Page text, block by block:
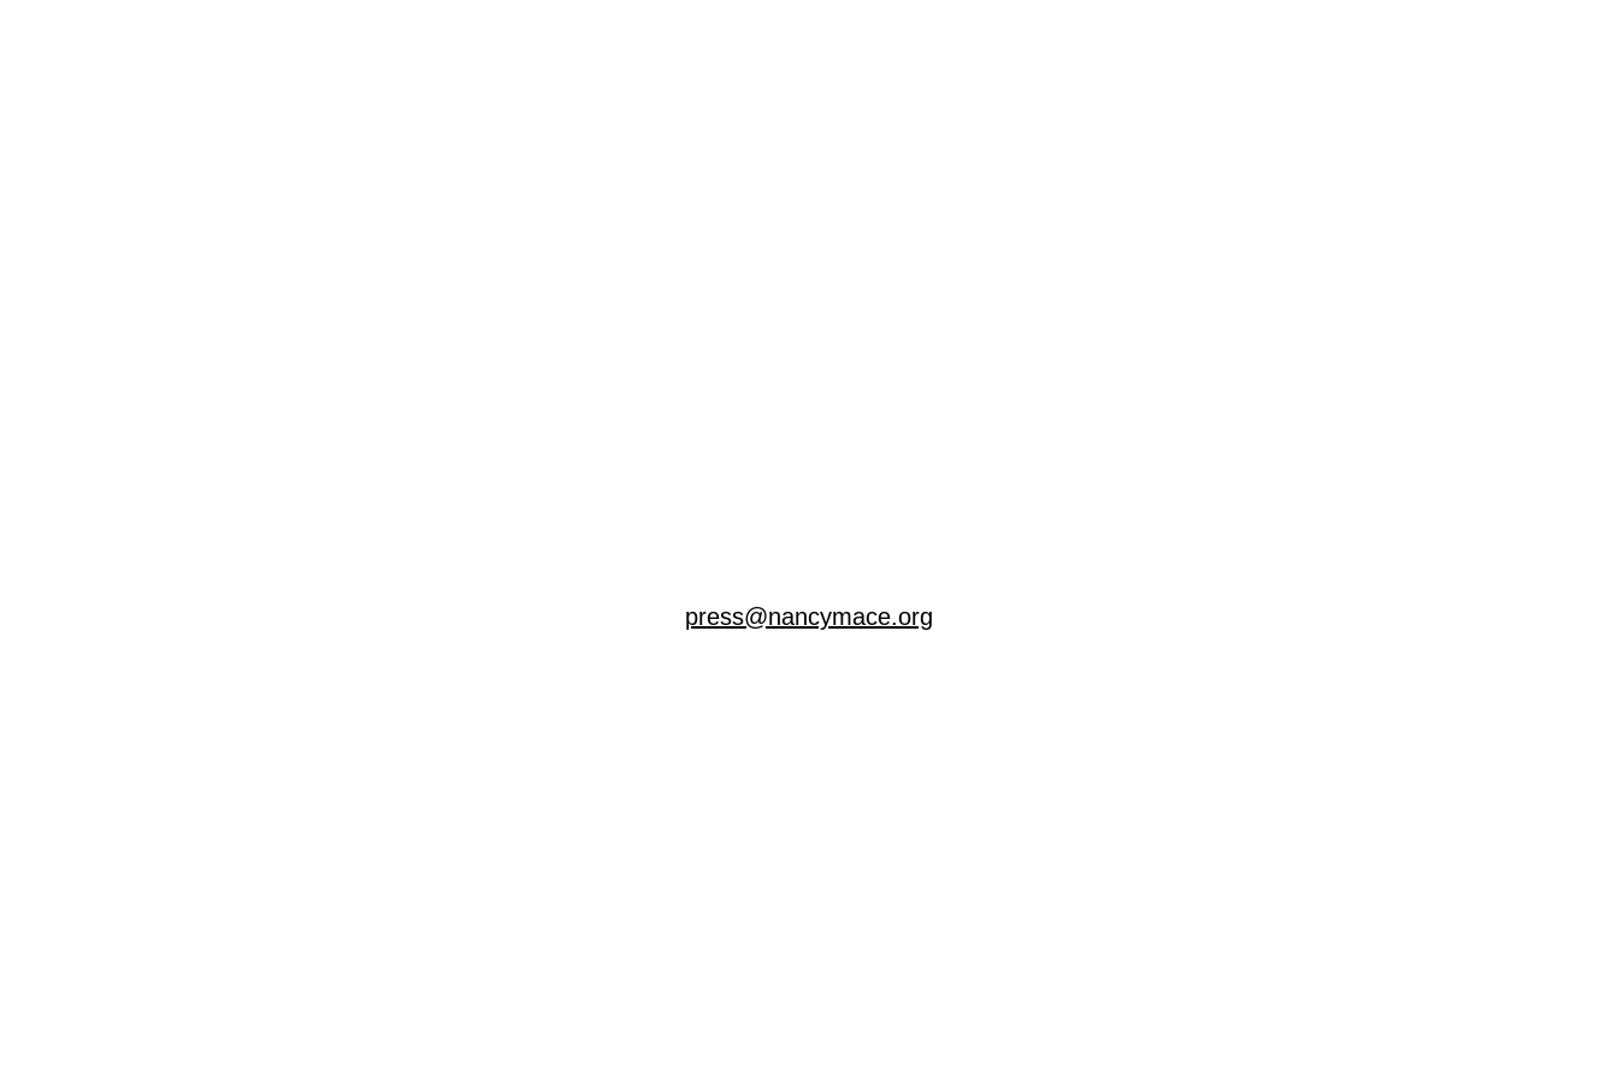
press@nancymace.org